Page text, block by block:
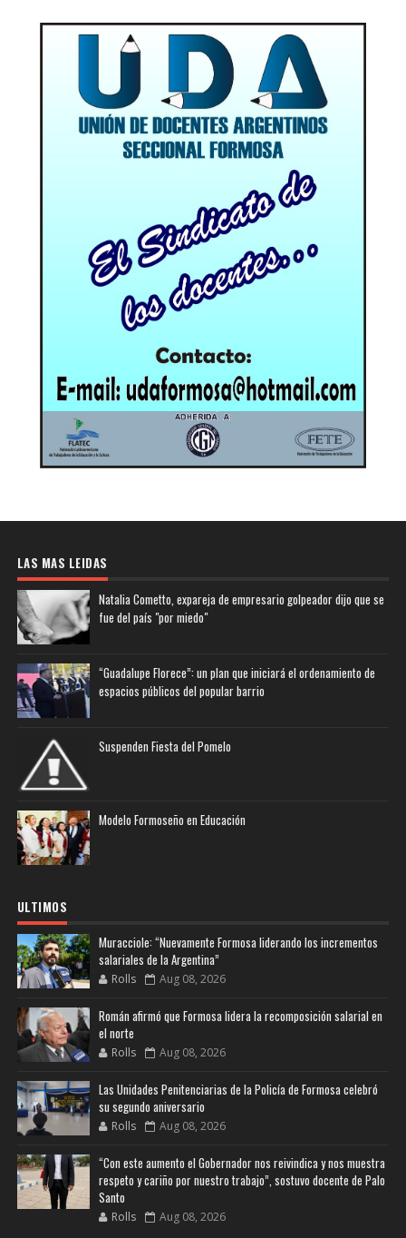
LAS MAS LEIDAS
Natalia Cometto, expareja de empresario golpeador dijo que se
fue del país "por miedo"
“Guadalupe Florece”: un plan que iniciará el ordenamiento de
espacios públicos del popular barrio
Suspenden Fiesta del Pomelo
Modelo Formoseño en Educación
ULTIMOS
Muracciole: “Nuevamente Formosa liderando los incrementos
salariales de la Argentina”
Rolls Aug 08, 2026
Román afirmó que Formosa lidera la recomposición salarial en
el norte
Rolls Aug 08, 2026
Las Unidades Penitenciarias de la Policía de Formosa celebró
su segundo aniversario
Rolls Aug 08, 2026
“Con este aumento el Gobernador nos reivindica y nos muestra
respeto y cariño por nuestro trabajo”, sostuvo docente de Palo
Santo
Rolls Aug 08, 2026